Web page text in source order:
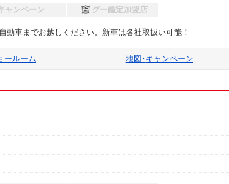
ャンペーン グー鑑定加盟店
車までお越しください。新車は各社取扱い可能！
ールーム 地図･ キャンペーン